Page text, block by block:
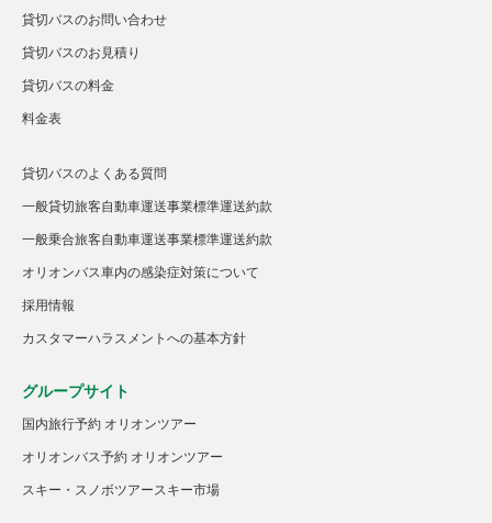
貸切バスのお問い合わせ
貸切バスのお見積り
貸切バスの料金
料金表
貸切バスのよくある質問
一般貸切旅客自動車運送事業標準運送約款
一般乗合旅客自動車運送事業標準運送約款
オリオンバス車内の感染症対策について
採用情報
カスタマーハラスメントへの基本方針
グループサイト
国内旅行予約 オリオンツアー
オリオンバス予約 オリオンツアー
スキー・スノボツアースキー市場